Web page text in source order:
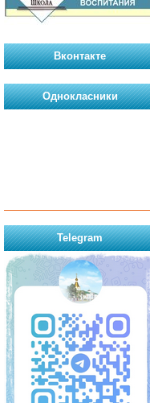
Вконтакте
Однокласники
Telegram